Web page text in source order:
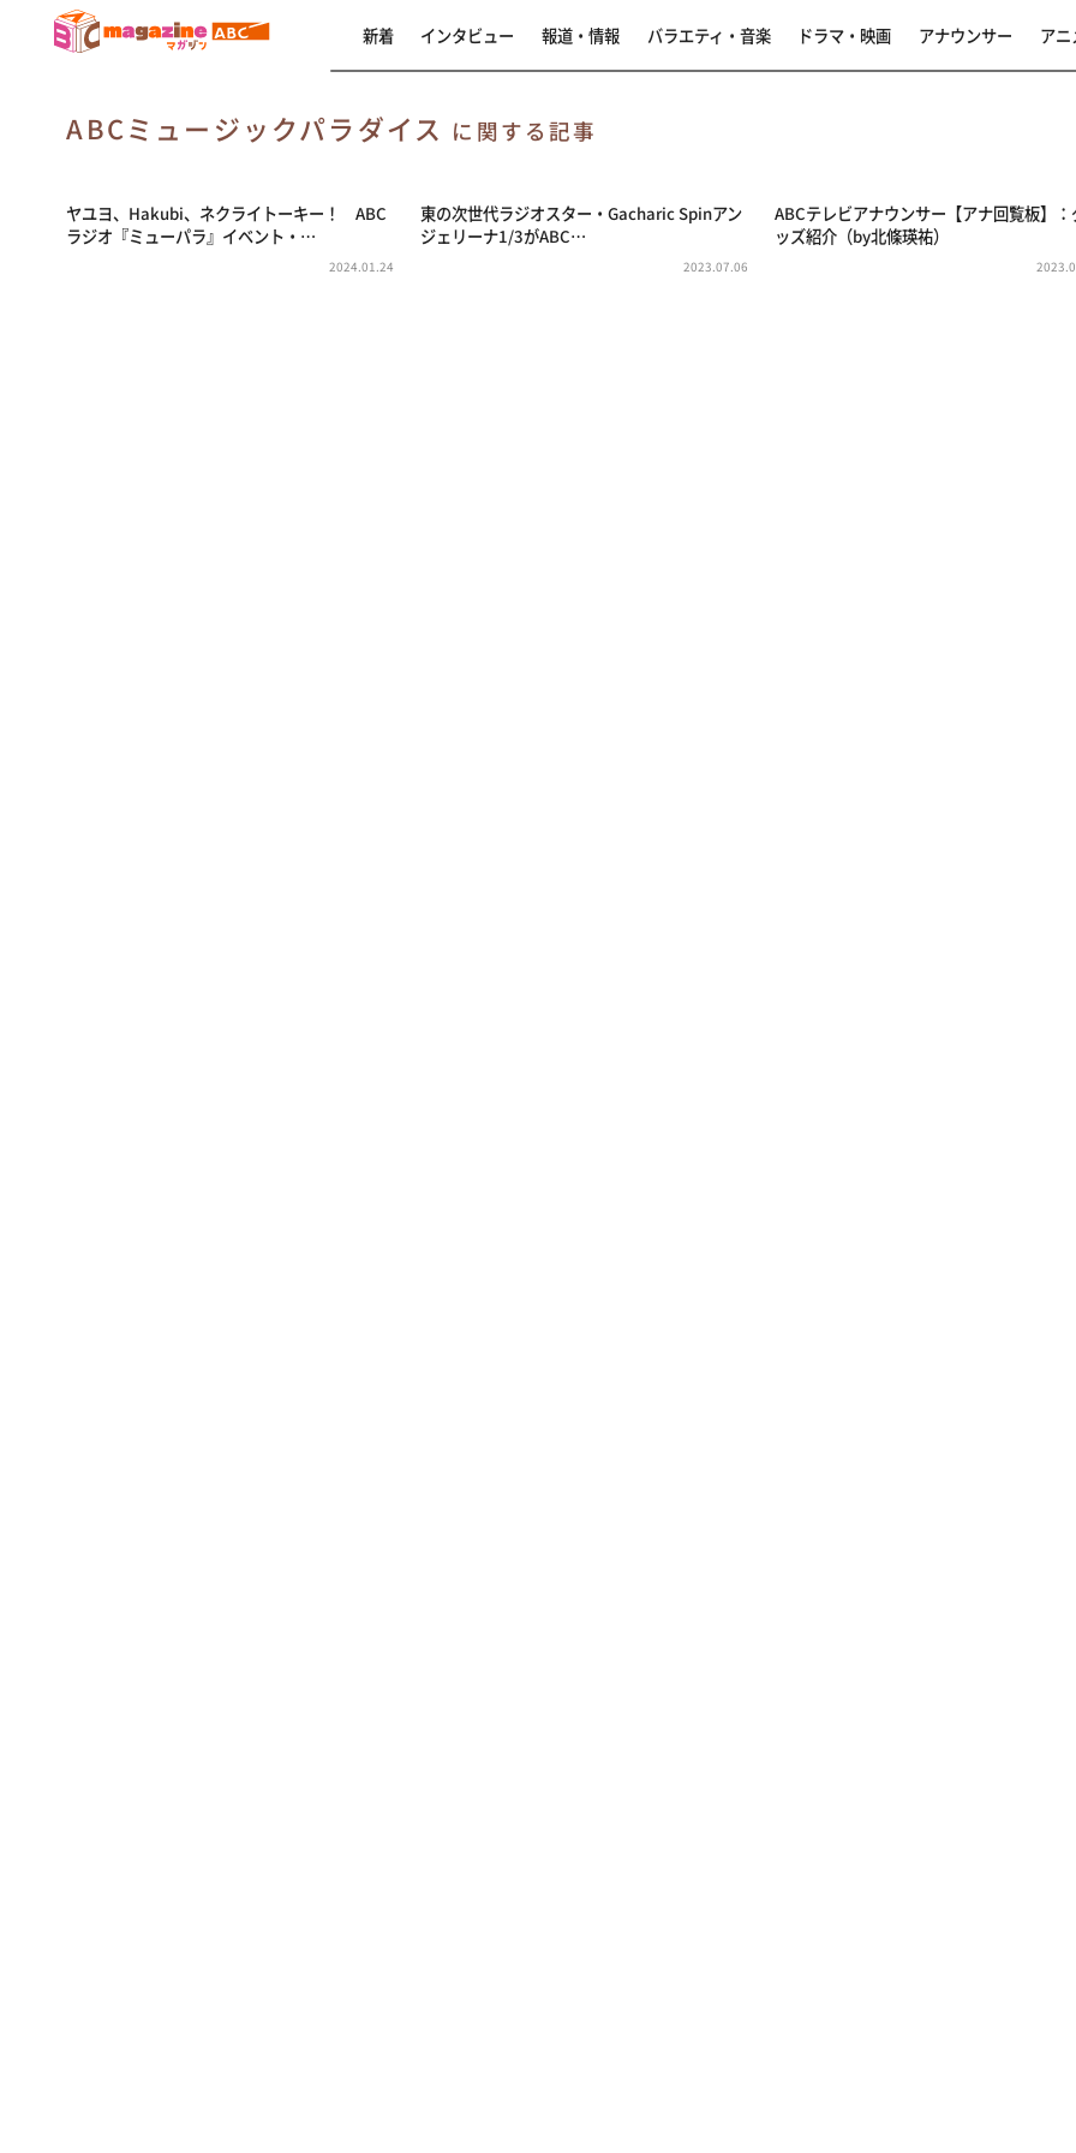
新着 インタビュー 報道・情報 バラエティ・音楽 ドラマ・映画 アナウンサー アニ
ABCミュージックパラダイス に関する記事
ヤユヨ、Hakubi、ネクライトーキー！ ABC
ラジオ『ミューパラ』イベント・…
2024.01.24
東の次世代ラジオスター・Gacharic Spinアン
ジェリーナ1/3がABC…
2023.07.06
ABCテレビアナウンサー【アナ回覧板】：
ッズ紹介（by北條瑛祐）